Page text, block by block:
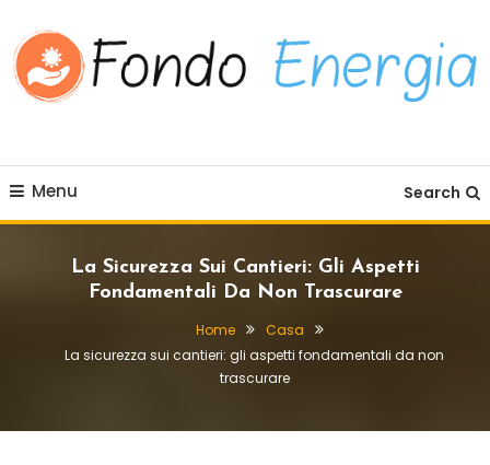
Menu Search
La Sicurezza Sui Cantieri: Gli Aspetti
Fondamentali Da Non Trascurare
Home
Casa
La sicurezza sui cantieri: gli aspetti fondamentali da non
trascurare